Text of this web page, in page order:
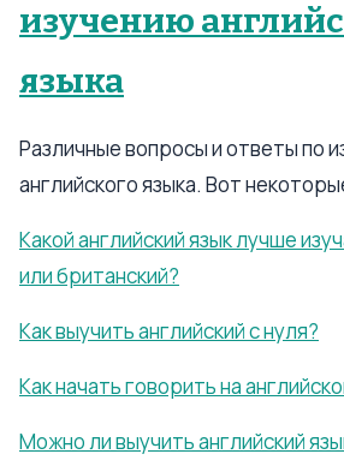
изучению
языка
Различные вопросы и ответы по
английского языка. Вот
Какой английский язык лучше
или британский?
Как выучить английский с нуля?
Как начать говорить на
Можно ли выучить английский